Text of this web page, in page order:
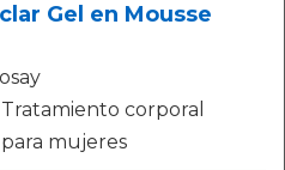
Gel en Mousse
corporal
mujeres